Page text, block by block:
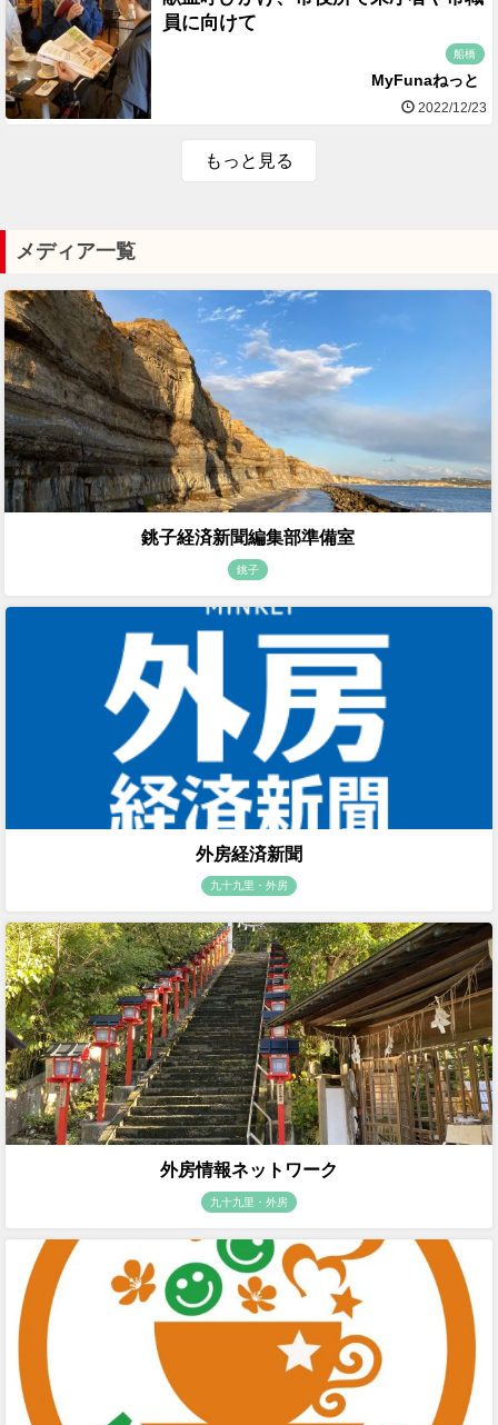
員に向けて
船橋
MyFunaねっと
2022/12/23
もっと見る
メディア一覧
銚子経済新聞編集部準備室
銚子
外房経済新聞
九十九里・外房
外房情報ネットワーク
九十九里・外房